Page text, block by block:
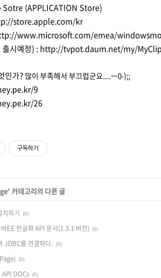
(APPLICATION Store)
store.apple.com/kr
www.microsoft.com/emea/
시예정) : http://tvpot.daum.net/my/
인가? 많이 부족해서 부끄럽군요....ㅡ0-);;
9
26
구독하기
' 카테고리의 다른 글
치하기 (0)
EE 한글화 API 문서(1.3.1 버전)
(0)
JDBC를 연결하다.
(0)
(0)
DOCs (0)